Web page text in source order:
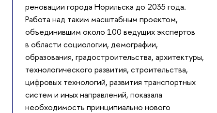
реновации города Норильска до 2035 года.
Работа над таким масштабным проектом,
объединившим около 100 ведущих экспертов
в области социологии, демографии,
образования, градостроительства, архитектуры,
технологического развития, строительства,
цифровых технологий, развития транспортных
систем и иных направлений, показала
необходимость принципиально нового